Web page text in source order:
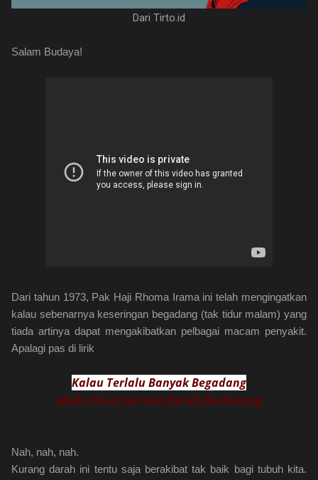
Dari Tirto.id
Salam Budaya!
Dari tahun 1973, Pak Haji Rhoma Irama ini telah mengingatkan
kalau sebenarnya keseringan begadang (tak tidur malam) yang
tiada artinya dapat mengakibatkan pelbagai macam penyakit.
Apalagi pas di lirik
Kalau Terlalu Banyak Begadang
Muka Pucat karena Darah Berkurang
Nah, nah, nah.
Kurang darah ini tentu saja berakibat tak baik bagi tubuh kita.